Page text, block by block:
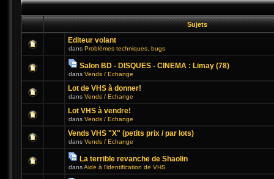
Sujets
Editeur volant
dans Problèmes techniques, bugs
Salon BD - DISQUES - CINEMA : Limay (78)
dans Vends / Echange
Lot de VHS à donner!
dans Vends / Echange
Lot VHS à vendre!
dans Vends / Echange
Vends VHS "X" (petits prix / par lots)
dans Vends / Echange
La terrible revanche de Shaolin
dansAide à l'identification de VHS